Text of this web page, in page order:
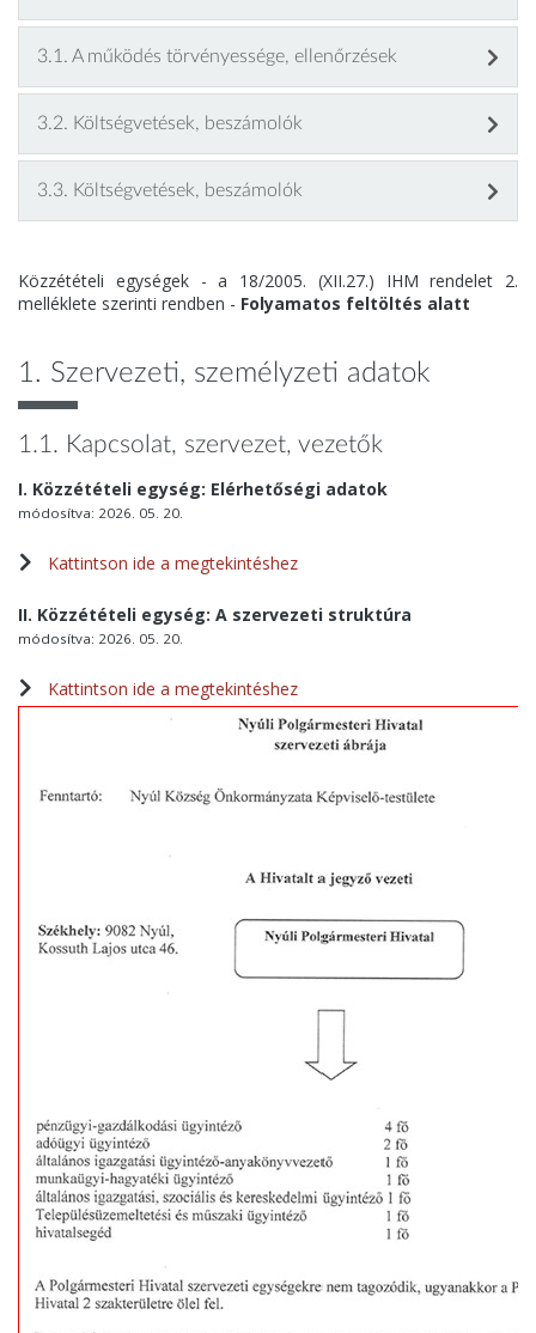
3.1. A működés törvényessége, ellenőrzések
3.2. Költségvetések, beszámolók
3.3. Költségvetések, beszámolók
Közzétételi egységek - a 18/2005. (XII.27.) IHM rendelet 2.
melléklete szerinti rendben - Folyamatos feltöltés alatt
1. Szervezeti, személyzeti adatok
1.1. Kapcsolat, szervezet, vezetők
I. Közzétételi egység: Elérhetőségi adatok
módosítva: 2026. 05. 20.
Kattintson ide a megtekintéshez
II. Közzétételi egység: A szervezeti struktúra
módosítva: 2026. 05. 20.
Kattintson ide a megtekintéshez